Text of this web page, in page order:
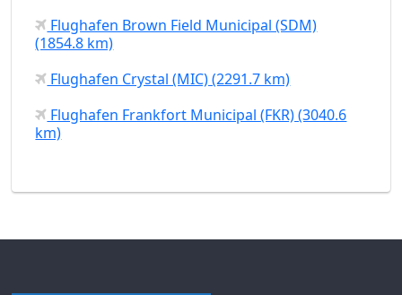
Flughafen Brown Field Municipal (SDM)
(1854.8 km)
Flughafen Crystal (MIC) (2291.7 km)
Flughafen Frankfort Municipal (FKR) (3040.6
km)